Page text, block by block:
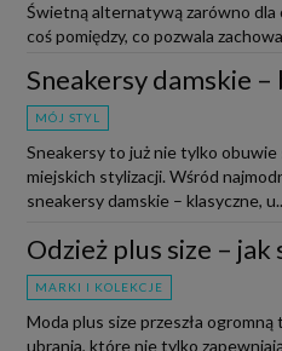
Świetną alternatywą zarówno dla
coś pomiędzy, co pozwala
Sneakersy damskie –
MÓJ STYL
Sneakersy to już nie tylko
miejskich stylizacji. Wśród
sneakersy damskie – klasyczne,
Odzież plus size –
MARKI I KOLEKCJE
Moda plus size przeszła
ubrania, które nie tylko